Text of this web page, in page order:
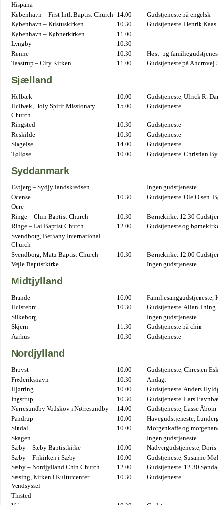
Hispana
København – First Intl. Baptist Church 14.00
Gudstjeneste på engelsk
København – Kristuskirken
10.30
Gudstjeneste, Henrik Kaas
København – Købnerkirken
11.00
Lyngby
10.30
Rønne
10.30
Høst- og
Taastrup – City Kirken
11.00 Gudstjeneste på Ahornvej
Sjælland
Holbæk 10.00
Gudstjeneste, Ulrick R.
Holbæk, Holy Spirit Missionary
Church
15.00 Gudstjeneste
Ringsted 10.30
Gudstjeneste
Roskilde
10.30
Gudstjeneste
Slagelse
14.00
Gudstjeneste
Tølløse
10.00 Gudstjeneste, Christian
Syddanmark
Esbjerg – Sydjyllandskredsen
Ingen gudstjeneste
Odense
10.30
Gudstjeneste, Ole Olsen.
Oure
Ringe – Chin Baptist Church
10.30
Børnekirke. 12.30
Ringe – Lai Baptist Church
12.00
Gudstjeneste og
Svendborg, Bethany International
Church
Svendborg, Matu Baptist Church
10.30
Børnekirke. 12.00
Vejle Baptistkirke
Ingen gudstjeneste
Midtjylland
Brande 16.00
Familiesanggudstjeneste,
Holstebro
10.30
Gudstjeneste, Allan Thing
Silkeborg
Ingen gudstjeneste
Skjern
11.30
Gudstjeneste på chin
Aarhus
10.30 Gudstjeneste
Nordjylland
Brovst 10.00
Gudstjeneste, Chresten
Frederikshavn
10.30
Andagt
Hjørring
10.00
Gudstjeneste, Anders
Ingstrup
10.30
Gudstjeneste, Lars
Nørresundby|Vodskov i Nørresundby
14.00
Gudstjeneste, Lasse Åbom
Pandrup
10.00
Havegudstjeneste,
Sindal
10.00
Morgenkaffe og
Skagen
Ingen gudstjeneste
Sæby – Sæby Baptistkirke
10.00
Nadvergudstjeneste,
Sæby – Frikirken i Sæby
10.00
Gudstjeneste, Susanne
Sæby – Nordjylland Chin Church
12.00
Gudstjeneste. 12.30
Sæsing, Kirken i Kulturcenter
Vendsyssel
10.30 Gudstjeneste
Thisted